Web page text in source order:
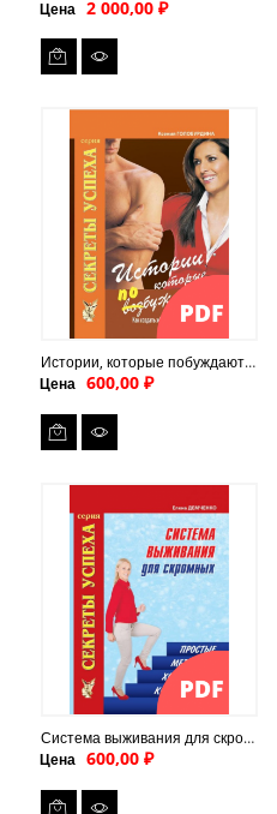
Цена 2 000,00 ₽
Истории, которые побуждают (PDF)
Цена 600,00 ₽
Система выживания для скромных или простые методики "холодных контактов" (PDF)
Цена 600,00 ₽